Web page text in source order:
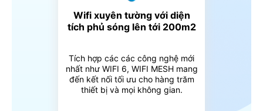
Wifi xuyên tường với diện
tích phủ sóng lên tới 200m2
Tích hợp các các công nghệ mới
nhất như WIFI 6, WIFI MESH mang
đến kết nối tối ưu cho hàng trăm
thiết bị và mọi không gian.